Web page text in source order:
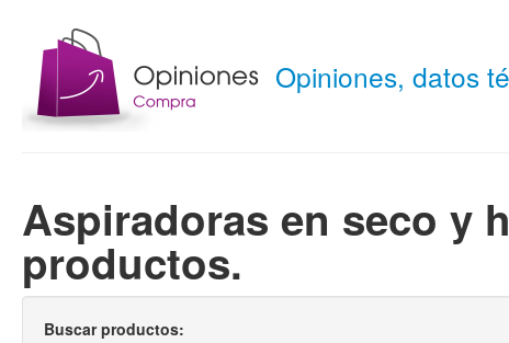
Opiniones, datos
Aspiradoras en seco y
productos.
Buscar productos: